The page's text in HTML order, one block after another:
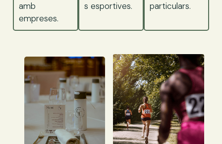
amb
empreses.
s esportives.
particulars.